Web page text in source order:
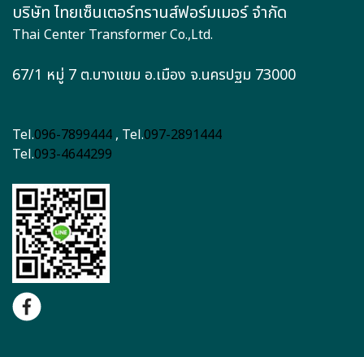
บริษัท ไทยเซ็นเตอร์ทรานส์ฟอร์มเมอร์ จำกัด
Thai Center Transformer Co.,Ltd.
67/1 หมู่ 7 ต.บางแขม อ.เมือง จ.นครปฐม 73000
Tel.096-7899444, Tel.097-2891444
Tel.093-4644299